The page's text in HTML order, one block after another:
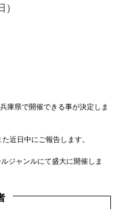
庫県で開催できる事が決定しま
近日中にご報告します。
ジャンルにて盛大に開催しま